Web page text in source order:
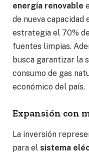
energía renovable
de nueva capacidad
estrategia el 70%
fuentes limpias.
busca garantizar la
consumo de gas
económico del país.
Expansión con
La inversión
para el sistema